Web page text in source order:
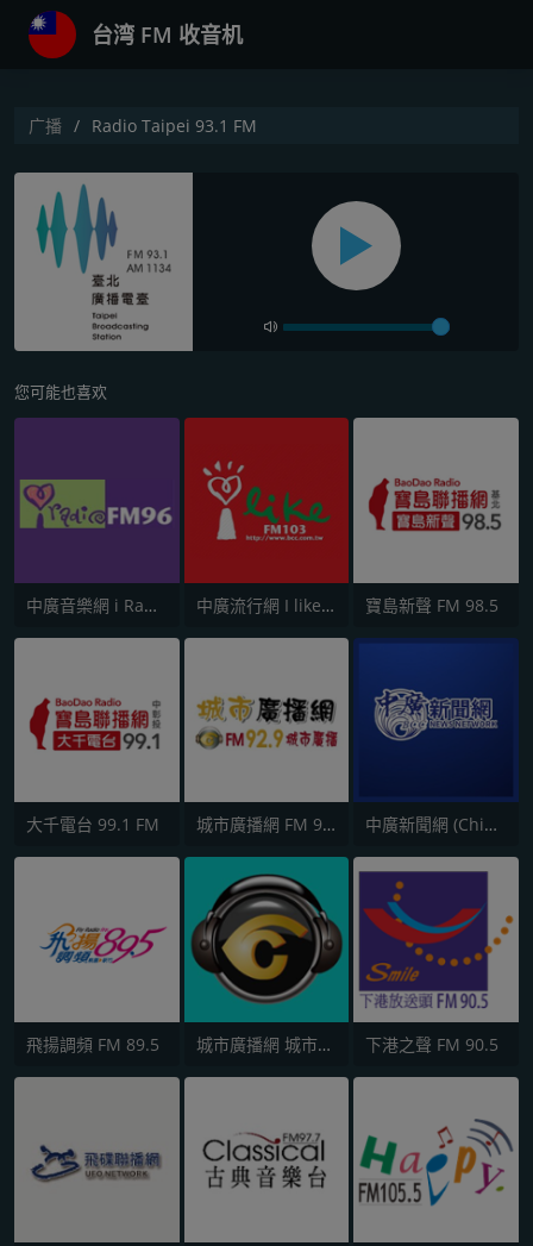
台湾 FM 收音机
广播 Radio Taipei 93.1 FM
您可能也喜欢
中廣音樂網 i Radio FM96.3 中廣流行網 I like radio 寶島新聲 FM 98.5
大千電台 99.1 FM 城市廣播網 FM 92.9 城市廣播 中廣新聞網 (China Broadcast News)
飛揚調頻 FM 89.5 城市廣播網 城市廣播 98.3 FM 下港之聲 FM 90.5